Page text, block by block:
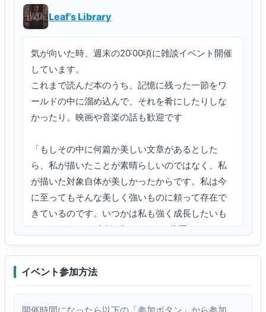
Leaf’s Library
気が向いた時、週末の20˸00頃に雑談イベント開催
しています。
これまで読んだ本のうち、記憶に残った一節をワ
ールドの中に溜め込んで、それを肴にしたりしな
かったり。映画や音楽の話も歓迎です
「もしその中に何篇か美しい文章があるとした
ら、私が描いたことが素晴らしいのではなく、私
が描いた対象自体が美しかったからです。私は今
に至ってもそんな美しく強いものに頼って存在で
きているのです。いつかは私も強く成長したいも
のですが。」 （李娟 『アルタイの片隅で』）
イベント参加方法
開催時間になったら以下の「参加ボタン」から参加